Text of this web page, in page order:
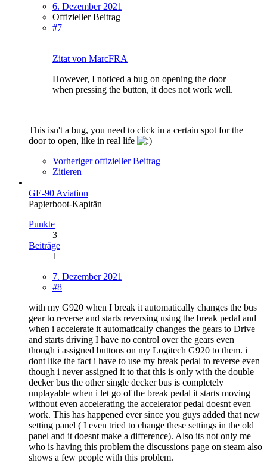
6. Dezember 2021
Offizieller Beitrag
#7
Zitat von MarcFRA
However, I noticed a bug on opening the door
when pressing the button, it does not work well.
This isn't a bug, you need to click in a certain spot for the
door to open, like in real life
Vorheriger offizieller Beitrag
Zitieren
GE-90 Aviation
Papierboot-Kapitän
Punkte
3
Beiträge
1
7. Dezember 2021
#8
with my G920 when I break it automatically changes the bus
gear to reverse and starts reversing using the break pedal and
when i accelerate it automatically changes the gears to Drive
and starts driving I have no control over the gears even
though i assigned buttons on my Logitech G920 to them. i
dont like the fact i have to use my break pedal to reverse even
though i never assigned it to that this is only with the double
decker bus the other single decker bus is completely
unplayable when i let go of the break pedal it starts moving
without even accelerating the accelerator pedal doesnt even
work. This has happened ever since you guys added that new
setting panel ( I even tried to change these settings in the old
panel and it doesnt make a difference). Also its not only me
who is having this problem the discussions page on steam also
shows a few people with this problem.